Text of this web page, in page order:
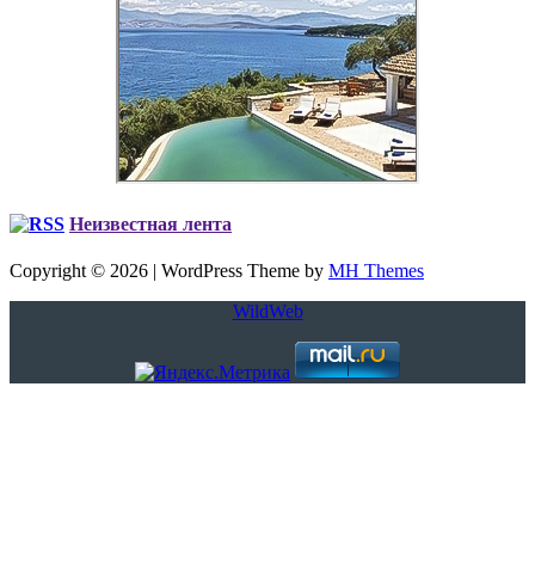
Неизвестная лента
Copyright © 2026 | WordPress Theme by MH Themes
WildWeb